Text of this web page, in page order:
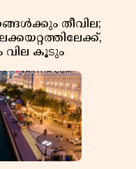
തീവില;
കൂടും